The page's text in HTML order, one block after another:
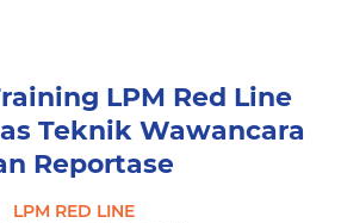
LPM Red Line
Teknik Wawancara
Reportase
LPM RED LINE